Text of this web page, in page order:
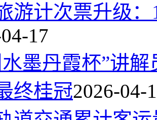
游计次票升级
17
墨丹霞杯”讲
终桂冠2026-04-